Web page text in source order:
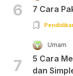
6 7 Cara
7
Umam
5 Cara
dan